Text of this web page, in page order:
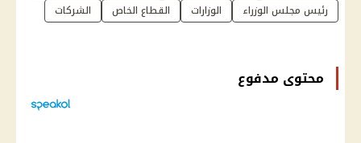
رئيس مجلس الوزراء
الوزارات القطاع الخاص الشركات
محتوى مدفوع